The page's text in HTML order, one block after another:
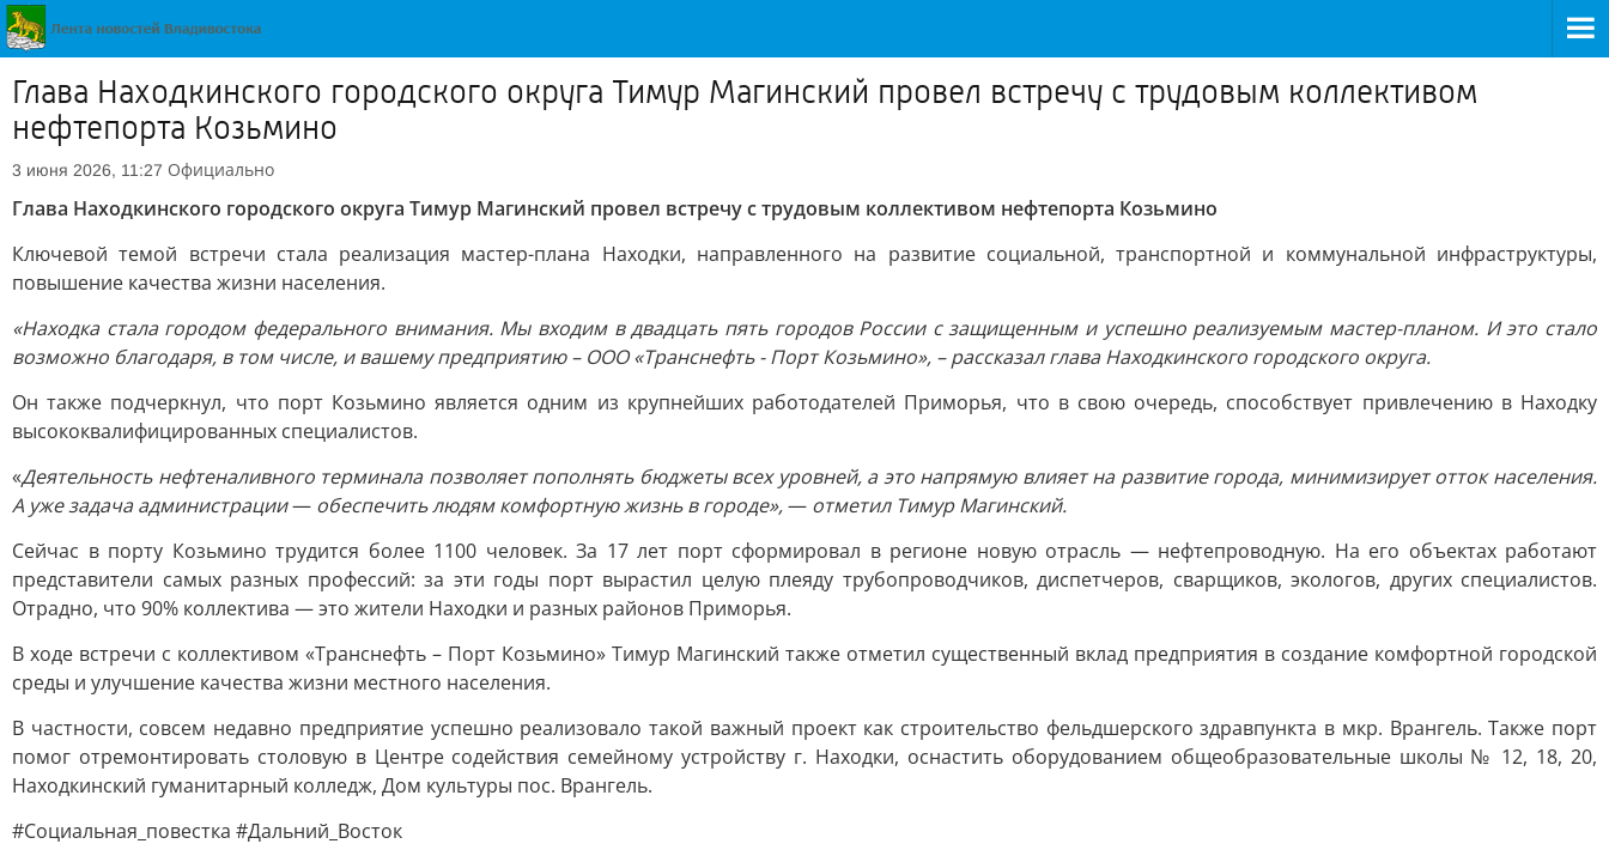
Глава Находкинского городского округа Тимур Магинский провел встречу с трудовым коллективом
нефтепорта Козьмино
3 июня 2026, 11:27 Официально
Глава Находкинского городского округа Тимур Магинский провел встречу с трудовым коллективом нефтепорта Козьмино
Ключевой темой встречи стала реализация мастер-плана Находки, направленного на развитие социальной, транспортной и коммунальной инфраструктуры,
повышение качества жизни населения.
«Находка стала городом федерального внимания. Мы входим в двадцать пять городов России с защищенным и успешно реализуемым мастер-планом. И это стало
возможно благодаря, в том числе, и вашему предприятию – ООО «Транснефть - Порт Козьмино», – рассказал глава Находкинского городского округа.
Он также подчеркнул, что порт Козьмино является одним из крупнейших работодателей Приморья, что в свою очередь, способствует привлечению в Находку
высококвалифицированных специалистов.
«Деятельность нефтеналивного терминала позволяет пополнять бюджеты всех уровней, а это напрямую влияет на развитие города, минимизирует отток населения.
А уже задача администрации— обеспечить людям комфортную жизнь в городе»,— отметил Тимур Магинский.
Сейчас в порту Козьмино трудится более 1100 человек. За 17 лет порт сформировал в регионе новую отрасль — нефтепроводную. На его объектах работают
представители самых разных профессий: за эти годы порт вырастил целую плеяду трубопроводчиков, диспетчеров, сварщиков, экологов, других специалистов.
Отрадно, что 90% коллектива — это жители Находки и разных районов Приморья.
В ходе встречи с коллективом «Транснефть – Порт Козьмино» Тимур Магинский также отметил существенный вклад предприятия в создание комфортной городской
среды и улучшение качества жизни местного населения.
В частности, совсем недавно предприятие успешно реализовало такой важный проект как строительство фельдшерского здравпункта в мкр. Врангель. Также порт
помог отремонтировать столовую в Центре содействия семейному устройству г. Находки, оснастить оборудованием общеобразовательные школы № 12, 18, 20,
Находкинский гуманитарный колледж, Дом культуры пос. Врангель.
#Социальная_повестка #Дальний_Восток